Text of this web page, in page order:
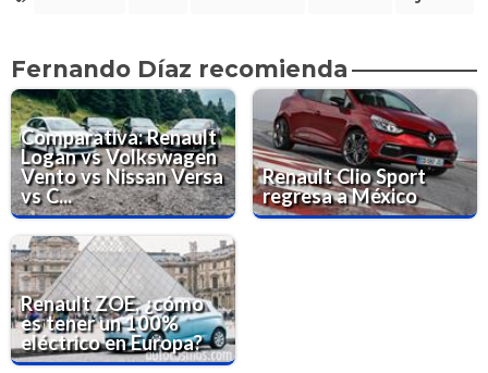
Fernando Díaz recomienda
Comparativa: Renault
Logan vs Volkswagen
Vento vs Nissan Versa
vs C...
Renault Clio Sport
regresa a México
Renault ZOE, ¿cómo
es tener un 100%
eléctrico en Europa?